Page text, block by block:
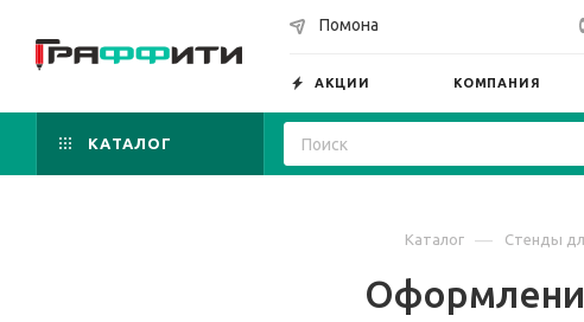
Помона
АКЦИИ КОМПАНИЯ
КАТАЛОГ
Каталог — Стенды